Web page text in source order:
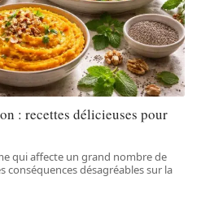
: recettes délicieuses pour
qui affecte un grand nombre de
conséquences désagréables sur la